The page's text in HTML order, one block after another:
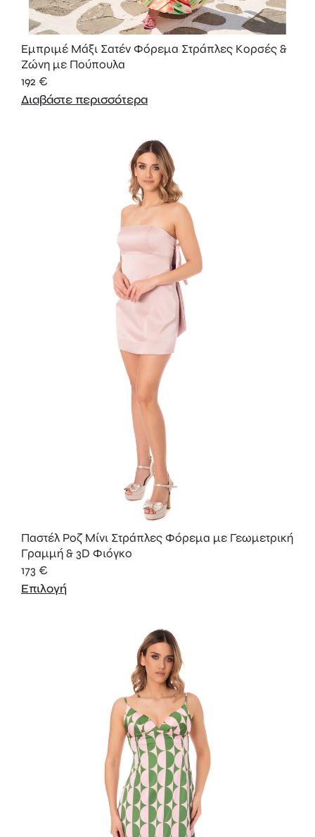
Εμπριμέ Μάξι Σατέν Φόρεμα Στράπλες Κορσές &
Ζώνη με Πούπουλα
192 €
Διαβάστε περισσότερα
Παστέλ Ροζ Μίνι Στράπλες Φόρεμα με Γεωμετρική
Γραμμή & 3D Φιόγκο
173 €
Επιλογή